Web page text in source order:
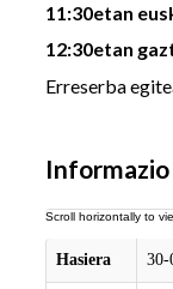
11:30etan
12:30etan
Erreserba
Hasiera 30-